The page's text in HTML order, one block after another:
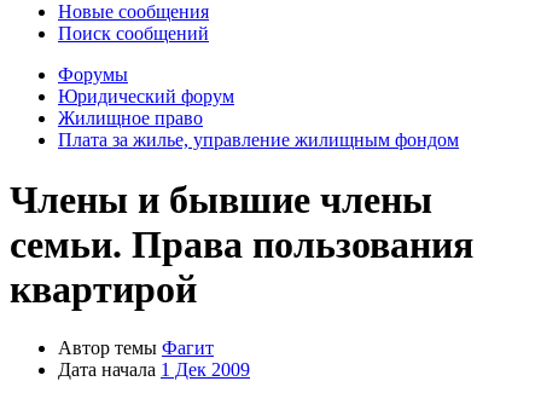
Новые сообщения
Поиск сообщений
Форумы
Юридический форум
Жилищное право
Плата за жилье, управление жилищным фондом
Члены и бывшие члены
семьи. Права пользования
квартирой
Автор темы Фагит
Дата начала 1 Дек 2009